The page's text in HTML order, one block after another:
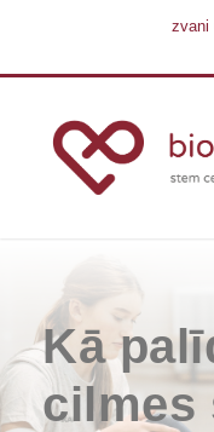
zvani
Kā
cilmes